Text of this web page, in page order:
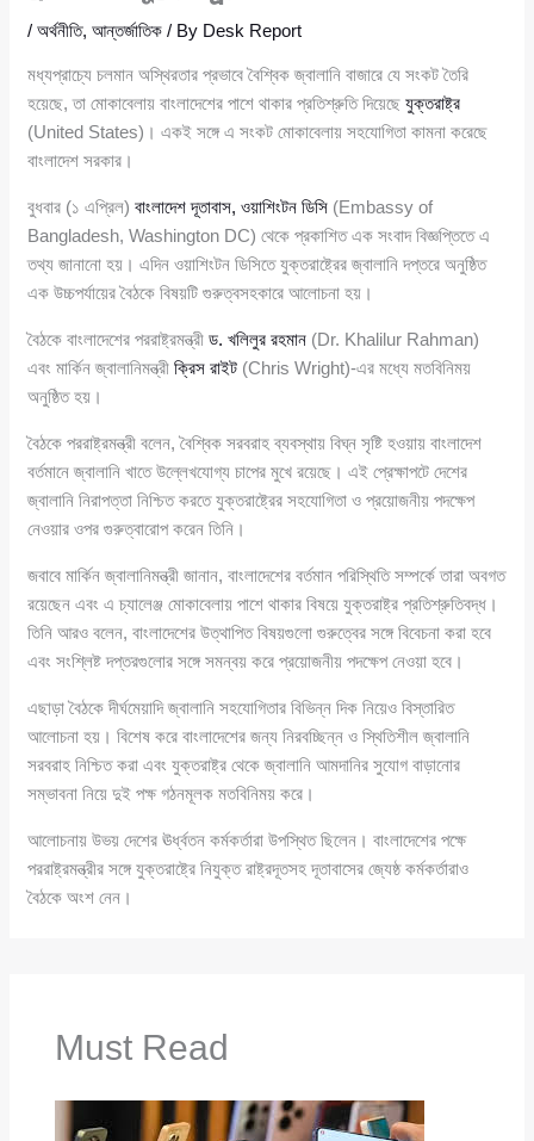
/অর্থনীতি,আন্তর্জাতিক / By Desk Report
মধ্যপ্রাচ্যে চলমান অস্থিরতার প্রভাবে বৈশ্বিক জ্বালানি বাজারে যে সংকট তৈরি
হয়েছে, তা মোকাবেলায় বাংলাদেশের পাশে থাকার প্রতিশ্রুতি দিয়েছেযুক্তরাষ্ট্র
(United States)। একই সঙ্গে এ সংকট মোকাবেলায় সহযোগিতা কামনা করেছে
বাংলাদেশ সরকার।
বুধবার (১ এপ্রিল)বাংলাদেশ দূতাবাস, ওয়াশিংটন ডিসি (Embassy of
Bangladesh, Washington DC) থেকে প্রকাশিত এক সংবাদ বিজ্ঞপ্তিতে এ
তথ্য জানানো হয়। এদিন ওয়াশিংটন ডিসিতে যুক্তরাষ্ট্রের জ্বালানি দপ্তরে অনুষ্ঠিত
এক উচ্চপর্যায়ের বৈঠকে বিষয়টি গুরুত্বসহকারে আলোচনা হয়।
বৈঠকে বাংলাদেশের পররাষ্ট্রমন্ত্রীড. খলিলুর রহমান (Dr. Khalilur Rahman)
এবং মার্কিন জ্বালানিমন্ত্রীক্রিস রাইট (Chris Wright)-এর মধ্যে মতবিনিময়
অনুষ্ঠিত হয়।
বৈঠকে পররাষ্ট্রমন্ত্রী বলেন, বৈশ্বিক সরবরাহ ব্যবস্থায় বিঘ্ন সৃষ্টি হওয়ায় বাংলাদেশ
বর্তমানে জ্বালানি খাতে উল্লেখযোগ্য চাপের মুখে রয়েছে। এই প্রেক্ষাপটে দেশের
জ্বালানি নিরাপত্তা নিশ্চিত করতে যুক্তরাষ্ট্রের সহযোগিতা ও প্রয়োজনীয় পদক্ষেপ
নেওয়ার ওপর গুরুত্বারোপ করেন তিনি।
জবাবে মার্কিন জ্বালানিমন্ত্রী জানান, বাংলাদেশের বর্তমান পরিস্থিতি সম্পর্কে তারা অবগত
রয়েছেন এবং এ চ্যালেঞ্জ মোকাবেলায় পাশে থাকার বিষয়ে যুক্তরাষ্ট্র প্রতিশ্রুতিবদ্ধ।
তিনি আরও বলেন, বাংলাদেশের উত্থাপিত বিষয়গুলো গুরুত্বের সঙ্গে বিবেচনা করা হবে
এবং সংশ্লিষ্ট দপ্তরগুলোর সঙ্গে সমন্বয় করে প্রয়োজনীয় পদক্ষেপ নেওয়া হবে।
এছাড়া বৈঠকে দীর্ঘমেয়াদি জ্বালানি সহযোগিতার বিভিন্ন দিক নিয়েও বিস্তারিত
আলোচনা হয়। বিশেষ করে বাংলাদেশের জন্য নিরবচ্ছিন্ন ও স্থিতিশীল জ্বালানি
সরবরাহ নিশ্চিত করা এবং যুক্তরাষ্ট্র থেকে জ্বালানি আমদানির সুযোগ বাড়ানোর
সম্ভাবনা নিয়ে দুই পক্ষ গঠনমূলক মতবিনিময় করে।
আলোচনায় উভয় দেশের ঊর্ধ্বতন কর্মকর্তারা উপস্থিত ছিলেন। বাংলাদেশের পক্ষে
পররাষ্ট্রমন্ত্রীর সঙ্গে যুক্তরাষ্ট্রে নিযুক্ত রাষ্ট্রদূতসহ দূতাবাসের জ্যেষ্ঠ কর্মকর্তারাও
বৈঠকে অংশ নেন।
Must Read